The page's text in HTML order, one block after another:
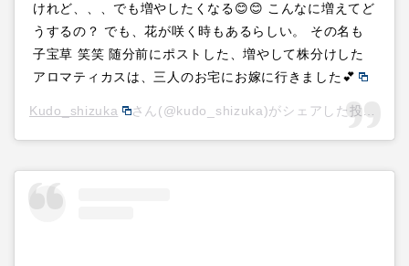
けれど、、、でも増やしたくなる😊😊 こんなに増えてど
うするの？ でも、花が咲く時もあるらしい。 その名も
子宝草 笑笑 随分前にポストした、増やして株分けした
アロマティカスは、三人のお宅にお嫁に行きました💕
Kudo_shizuka さん(@kudo_shizuka)がシェアした投稿 –